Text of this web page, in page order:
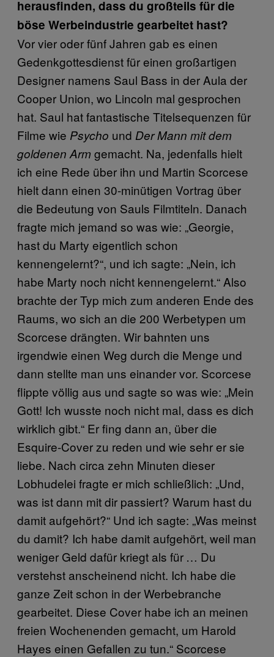
herausfinden, dass du großteils für die
böse Werbeindustrie gearbeitet hast?
Vor vier oder fünf Jahren gab es einen
Gedenkgottesdienst für einen großartigen
Designer namens Saul Bass in der Aula der
Cooper Union, wo Lincoln mal gesprochen
hat. Saul hat fantastische Titelsequenzen für
Filme wie Psycho und Der Mann mit dem
goldenen Armgemacht. Na, jedenfalls hielt
ich eine Rede über ihn und Martin Scorcese
hielt dann einen 30-minütigen Vortrag über
die Bedeutung von Sauls Filmtiteln. Danach
fragte mich jemand so was wie: „Georgie,
hast du Marty eigentlich schon
kennengelernt?“, und ich sagte: „Nein, ich
habe Marty noch nicht kennengelernt.“ Also
brachte der Typ mich zum anderen Ende des
Raums, wo sich an die 200 Werbetypen um
Scorcese drängten. Wir bahnten uns
irgendwie einen Weg durch die Menge und
dann stellte man uns einander vor. Scorcese
flippte völlig aus und sagte so was wie: „Mein
Gott! Ich wusste noch nicht mal, dass es dich
wirklich gibt.“ Er fing dann an, über die
Esquire-Cover zu reden und wie sehr er sie
liebe. Nach circa zehn Minuten dieser
Lobhudelei fragte er mich schließlich: „Und,
was ist dann mit dir passiert? Warum hast du
damit aufgehört?“ Und ich sagte: „Was meinst
du damit? Ich habe damit aufgehört, weil man
weniger Geld dafür kriegt als für … Du
verstehst anscheinend nicht. Ich habe die
ganze Zeit schon in der Werbebranche
gearbeitet. Diese Cover habe ich an meinen
freien Wochenenden gemacht, um Harold
Hayes einen Gefallen zu tun.“ Scorcese